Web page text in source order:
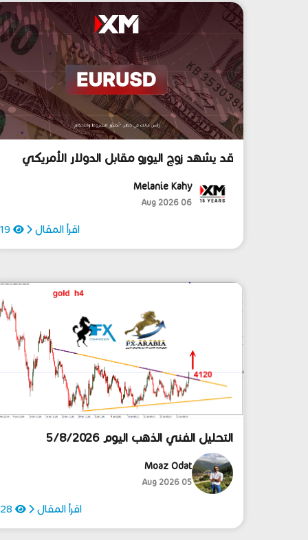
قد يشهد زوج اليورو مقابل الدولار الأمريكي
Melanie Kahy
06 Aug 2026
اقرأ المقال 19
التحليل الفني الذهب اليوم 5/8/2026
Moaz Odat
05 Aug 2026
اقرأ المقال